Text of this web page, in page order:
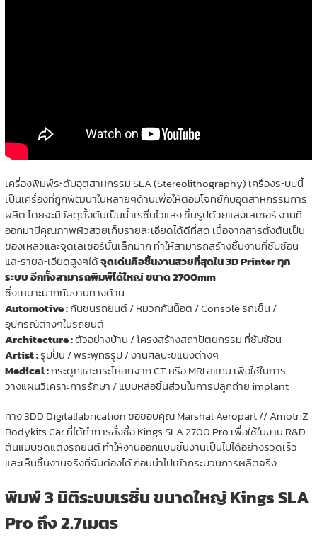
เครื่องพิมพ์ระดับอุตสาหกรรม SLA (Stereolithography) เครื่องระบบนี้
เป็นเครื่องที่ถูกพัฒนาในหลายๆด้านเพื่อให้ตอบโจทย์กับอุตสาหกรรมการ
ผลิต โดยจะมีวัสดุตั้งต้นเป็นน้ำเรซิ่นไวแสง ขึ้นรูปด้วยแสงเลเซอร์ งานที่
ออกมามีคุณภาพผิวสวยเก็บรายละเอียดได้ดีที่สุด เนื้อจากสารตั้งต้นเป็น
ของเหลวและจุดเลเซอร์นั้นเล็กมาก ทำให้สามารถสร้างชิ้นงานที่ซับซ้อน
และรายละเอียดสูงๆได้จุดเด่นคือชิ้นงานสวยที่สุดใน 3D Printer ทุก
ระบบ อีกทั้งสามารถพิมพ์ได้ใหญ่ ขนาด 2700mm
ซึ่งเหมาะมากกับงานทางด้าน
Automotive :กันชนรถยนต์ / หมวกกันน็อต / Console รถเข็น /
อุปกรณ์ต่างๆในรถยนต์
Architecture :ตัวอย่างบ้าน / โครงสร้างสถาปัตยกรรม ที่ซับซ้อน
Artist :รูปปั้น / พระพุทธรูป / งานศิลปะขแนงต่างๆ
Medical :กระดูกและกระโหลกจาก CT หรือ MRI สแกน เพื่อใช้ในการ
วางแผนวิเคราะการรักษา / แบบหล่อชิ้นส่วนในการปลูกถ่าย implant
ทาง 3DD Digitalfabrication ขอขอบคุณ Marshal Aeropart // AmotriZ
Bodykits Car ที่ได้ทำการสั่งซื้อ Kings SLA 2700 Pro เพื่อใช้ในงาน R&D
ต้นแบบชุดแต่งรถยนต์ ทำให้งานออกแบบชิ้นงานเป็นไปได้อย่างรวดเร็ว
และเห็นชิ้นงานจริงที่จับต้องได้ ก่อนนำไปเข้ากระบวนการผลิตจริง
พิมพ์ 3 มิติระบบเรซิ่น ขนาดใหญ่ Kings SLA
Pro ถึง 2.7เมตร